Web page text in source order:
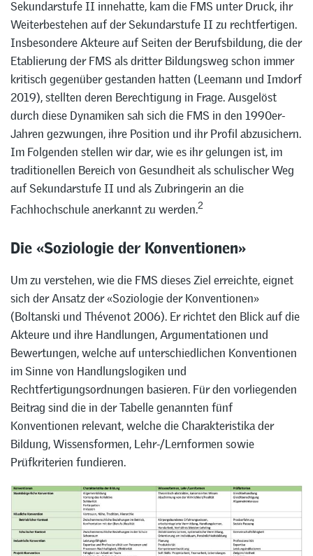
Sekundarstufe II innehatte, kam die FMS unter Druck, ihr
Weiterbestehen auf der Sekundarstufe II zu rechtfertigen.
Insbesondere Akteure auf Seiten der Berufsbildung, die der
Etablierung der FMS als dritter Bildungsweg schon immer
kritisch gegenüber gestanden hatten (Leemann und Imdorf
2019), stellten deren Berechtigung in Frage. Ausgelöst
durch diese Dynamiken sah sich die FMS in den 1990er-
Jahren gezwungen, ihre Position und ihr Profil abzusichern.
Im Folgenden stellen wir dar, wie es ihr gelungen ist, im
traditionellen Bereich von Gesundheit als schulischer Weg
auf Sekundarstufe II und als Zubringerin an die
Fachhochschule anerkannt zu werden.2
Die «Soziologie der Konventionen»
Um zu verstehen, wie die FMS dieses Ziel erreichte, eignet
sich der Ansatz der «Soziologie der Konventionen»
(Boltanski und Thévenot 2006). Er richtet den Blick auf die
Akteure und ihre Handlungen, Argumentationen und
Bewertungen, welche auf unterschiedlichen Konventionen
im Sinne von Handlungslogiken und
Rechtfertigungsordnungen basieren. Für den vorliegenden
Beitrag sind die in der Tabelle genannten fünf
Konventionen relevant, welche die Charakteristika der
Bildung, Wissensformen, Lehr-/Lernformen sowie
Prüfkriterien fundieren.